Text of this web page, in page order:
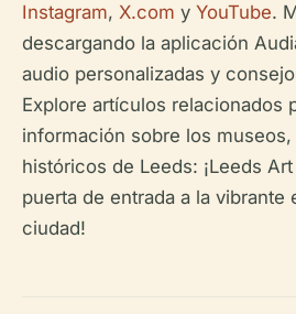
Instagram, X.com y YouTube.
descargando la aplicación
audio personalizadas y
Explore artículos relacionados
información sobre los
históricos de Leeds: ¡Leeds
puerta de entrada a la vibrante
ciudad!